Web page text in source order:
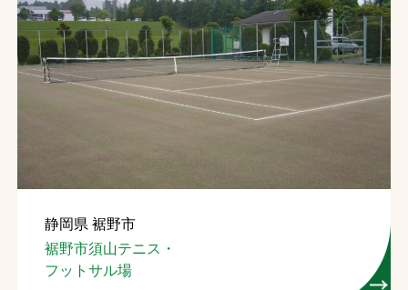
静岡県 裾野市
裾野市須山テニス・
フットサル場